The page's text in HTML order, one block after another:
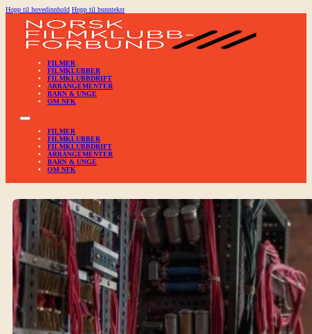
Hopp til hovedinnhold Hopp til bunntekst
FILMER
FILMKLUBBER
FILMKLUBBDRIFT
ARRANGEMENTER
BARN & UNGE
OM NFK
FILMER
FILMKLUBBER
FILMKLUBBDRIFT
ARRANGEMENTER
BARN & UNGE
OM NFK